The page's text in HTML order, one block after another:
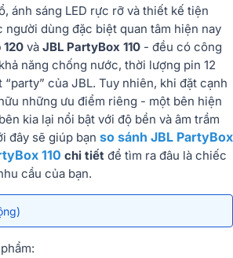
ánh sáng LED rực rỡ và thiết kế tiện
người dùng đặc biệt quan tâm hiện nay
và JBL PartyBox 110 - đều có công
năng chống nước, thời lượng pin 12
của JBL. Tuy nhiên, khi đặt cạnh
những ưu điểm riêng - một bên hiện
kia lại nổi bật với độ bền và âm trầm
đây sẽ giúp bạn so sánh JBL PartyBox
110 chi tiết để tìm ra đâu là chiếc
cầu của bạn.